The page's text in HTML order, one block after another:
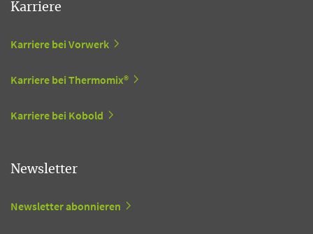
Karriere
Karriere bei Vorwerk
Karriere bei Thermomix®
Karriere bei Kobold
Newsletter
Newsletter abonnieren